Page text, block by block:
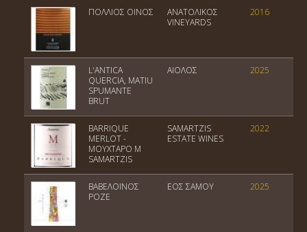
ΠΟΛΛΙΟΣ ΟΙΝΟΣ
ΑΝΑΤΟΛΙΚΟΣ
VINEYARDS
2016
L'ANTICA
QUERCIA, MATIU
SPUMANTE
BRUT
ΑΙΟΛΟΣ 2025
BARRIQUE
MERLOT -
ΜΟΥΧΤΑΡΟ M
SAMARTZIS
SAMARTZIS
ESTATE WINES
2022
ΒΑΒΕΛΟΙΝΟΣ
ΡΟΖΕ
ΕΟΣ ΣΑΜΟΥ 2025